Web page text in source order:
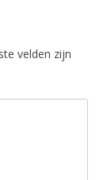
velden zijn